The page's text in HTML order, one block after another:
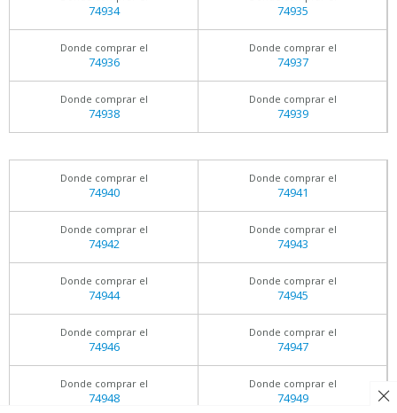
74934 74935
Donde comprar el
74936
Donde comprar el
74937
Donde comprar el
74938
Donde comprar el
74939
Donde comprar el
74940
Donde comprar el
74941
Donde comprar el
74942
Donde comprar el
74943
Donde comprar el
74944
Donde comprar el
74945
Donde comprar el
74946
Donde comprar el
74947
Donde comprar el
74948
Donde comprar el
74949